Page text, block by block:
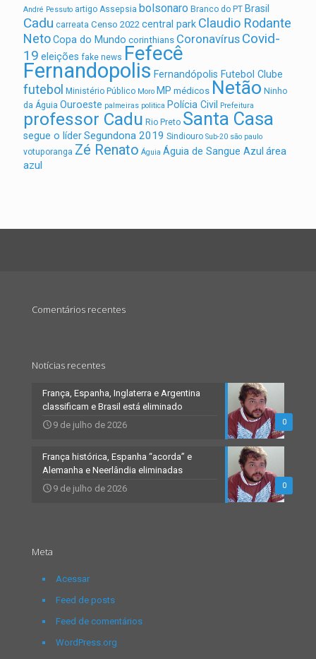
André Pessuto artigo Assepsia bolsonaro Branco do PT Brasil
Cadu carreata Censo 2022 central park Claudio Rodante
NetoCopa do Mundo corinthians Coronavírus Covid-
19 eleições fake news Fefecê
Fernandopolis Fernandópolis Futebol Clube
futebol Ministério Público Moro MP médicos Netão Ninho
da Águia Ouroeste palmeiras politica Polícia Civil Prefeitura
professor Cadu Rio Preto Santa Casa
segue o líderSegundona 2019 Sindiouro Sub-20 são paulo
votuporanga Zé Renato Águia Águia de Sangue Azul área
azul
Comentários recentes
Notícias recentes
0
França, Espanha, Inglaterra e Argentina
classificam e Brasil está eliminado
9 de julho de 2026
0
França histórica, Espanha “acorda” e
Alemanha e Neerlândia eliminadas
9 de julho de 2026
Meta
Acessar
Feed de posts
Feed de comentários
WordPress.org